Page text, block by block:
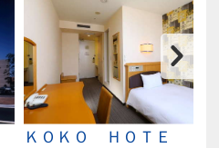
ＫＯＫＯ ＨＯＴＥ